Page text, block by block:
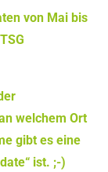
von Mai bis
welchem Ort
gibt es eine
ist. ;-)